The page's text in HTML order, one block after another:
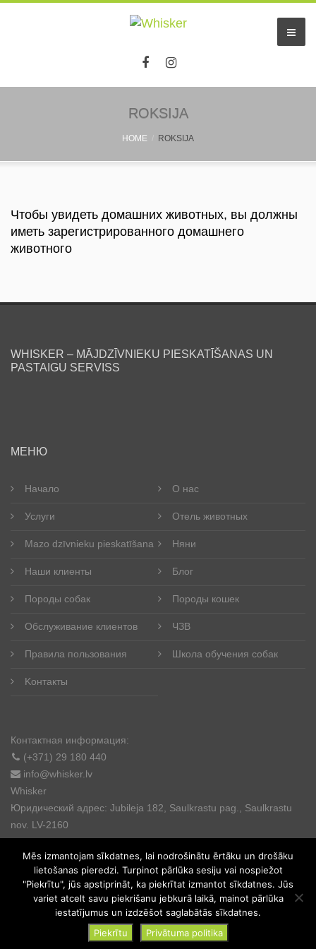
ROKSIJA
HOME ROKSIJA
Чтобы увидеть домашних животных, вы должны
иметь зарегистрированного домашнего
животного
WHISKER – MĀJDZĪVNIEKU PIESKATĪŠANAS UN
PASTAIGU SERVISS
МЕНЮ
Начало О нас
Услуги Отель животных
Mazo dzīvnieku pieskatīšana Няни
Наши клиенты Блог
Породы собак Породы кошек
Обслуживание клиентов ЧЗВ
Правила пользования Школа обучения собак
Kонтакты
Контактная информация:
(+371) 29 180 440
info@whisker.lv
Whisker
Юридический адрес: Jubileja 182, Saulkrastu pag., Saulkrastu
nov. LV-2160
© 2025. All rights reserved.
Mēs izmantojam sīkdatnes, lai nodrošinātu ērtāku un drošāku
lietošanas pieredzi. Turpinot pārlūka sesiju vai nospiežot
"Piekrītu", jūs apstiprināt, ka piekrītat izmantot sīkdatnes. Jūs
variet atcelt savu piekrišanu jebkurā laikā, mainot pārlūka
iestatījumus un izdzēšot saglabātās sīkdatnes.
Piekrītu
Privātuma politika